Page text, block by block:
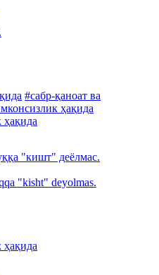
#сабр-қаноат ва
ҳақида
ҳақида
"кишт" деёлмас.
"kisht" deyolmas.
ҳақида